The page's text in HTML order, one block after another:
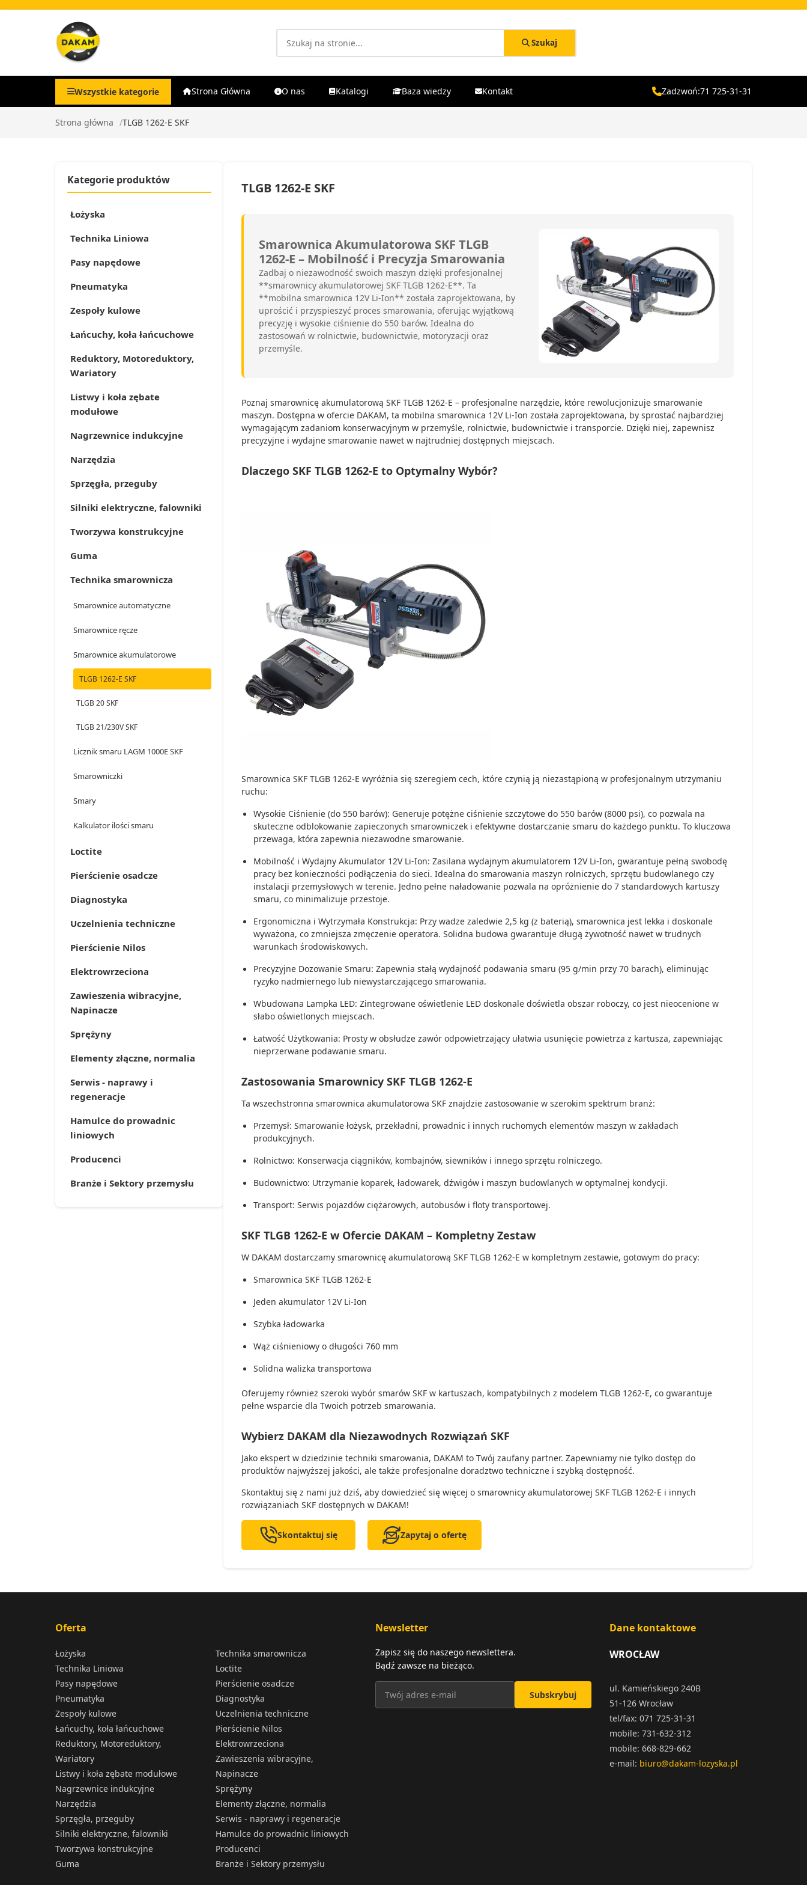
Szukaj
Wszystkie kategorie Strona Główna O nas Katalogi Baza wiedzy Kontakt Zadzwoń:71 725-31-31
Strona główna TLGB 1262-E SKF
Kategorie produktów
Łożyska
Technika Liniowa
Pasy napędowe
Pneumatyka
Zespoły kulowe
Łańcuchy, koła łańcuchowe
Reduktory, Motoreduktory,
Wariatory
Listwy i koła zębate
modułowe
Nagrzewnice indukcyjne
Narzędzia
Sprzęgła, przeguby
Silniki elektryczne, falowniki
Tworzywa konstrukcyjne
Guma
Technika smarownicza
Smarownice automatyczne
Smarownice ręcze
Smarownice akumulatorowe
TLGB 1262-E SKF
TLGB 20 SKF
TLGB 21/230V SKF
Licznik smaru LAGM 1000E SKF
Smarowniczki
Smary
Kalkulator ilości smaru
Loctite
Pierścienie osadcze
Diagnostyka
Uczelnienia techniczne
Pierścienie Nilos
Elektrowrzeciona
Zawieszenia wibracyjne,
Napinacze
Sprężyny
Elementy złączne, normalia
Serwis - naprawy i
regeneracje
Hamulce do prowadnic
liniowych
Producenci
Branże i Sektory przemysłu
TLGB 1262-E SKF
Smarownica Akumulatorowa SKF TLGB
1262-E – Mobilność i Precyzja Smarowania
Zadbaj o niezawodność swoich maszyn dzięki profesjonalnej
**smarownicy akumulatorowej SKF TLGB 1262-E**. Ta
**mobilna smarownica 12V Li-Ion** została zaprojektowana, by
uprościć i przyspieszyć proces smarowania, oferując wyjątkową
precyzję i wysokie ciśnienie do 550 barów. Idealna do
zastosowań w rolnictwie, budownictwie, motoryzacji oraz
przemyśle.
Poznaj smarownicę akumulatorową SKF TLGB 1262-E – profesjonalne narzędzie, które rewolucjonizuje smarowanie
maszyn. Dostępna w ofercie DAKAM, ta mobilna smarownica 12V Li-Ion została zaprojektowana, by sprostać najbardziej
wymagającym zadaniom konserwacyjnym w przemyśle, rolnictwie, budownictwie i transporcie. Dzięki niej, zapewnisz
precyzyjne i wydajne smarowanie nawet w najtrudniej dostępnych miejscach.
Dlaczego SKF TLGB 1262-E to Optymalny Wybór?
Smarownica SKF TLGB 1262-E wyróżnia się szeregiem cech, które czynią ją niezastąpioną w profesjonalnym utrzymaniu
ruchu:
Wysokie Ciśnienie (do 550 barów): Generuje potężne ciśnienie szczytowe do 550 barów (8000 psi), co pozwala na
skuteczne odblokowanie zapieczonych smarowniczek i efektywne dostarczanie smaru do każdego punktu. To kluczowa
przewaga, która zapewnia niezawodne smarowanie.
Mobilność i Wydajny Akumulator 12V Li-Ion: Zasilana wydajnym akumulatorem 12V Li-Ion, gwarantuje pełną swobodę
pracy bez konieczności podłączenia do sieci. Idealna do smarowania maszyn rolniczych, sprzętu budowlanego czy
instalacji przemysłowych w terenie. Jedno pełne naładowanie pozwala na opróżnienie do 7 standardowych kartuszy
smaru, co minimalizuje przestoje.
Ergonomiczna i Wytrzymała Konstrukcja: Przy wadze zaledwie 2,5 kg (z baterią), smarownica jest lekka i doskonale
wyważona, co zmniejsza zmęczenie operatora. Solidna budowa gwarantuje długą żywotność nawet w trudnych
warunkach środowiskowych.
Precyzyjne Dozowanie Smaru: Zapewnia stałą wydajność podawania smaru (95 g/min przy 70 barach), eliminując
ryzyko nadmiernego lub niewystarczającego smarowania.
Wbudowana Lampka LED: Zintegrowane oświetlenie LED doskonale doświetla obszar roboczy, co jest nieocenione w
słabo oświetlonych miejscach.
Łatwość Użytkowania: Prosty w obsłudze zawór odpowietrzający ułatwia usunięcie powietrza z kartusza, zapewniając
nieprzerwane podawanie smaru.
Zastosowania Smarownicy SKF TLGB 1262-E
Ta wszechstronna smarownica akumulatorowa SKF znajdzie zastosowanie w szerokim spektrum branż:
Przemysł: Smarowanie łożysk, przekładni, prowadnic i innych ruchomych elementów maszyn w zakładach
produkcyjnych.
Rolnictwo: Konserwacja ciągników, kombajnów, siewników i innego sprzętu rolniczego.
Budownictwo: Utrzymanie koparek, ładowarek, dźwigów i maszyn budowlanych w optymalnej kondycji.
Transport: Serwis pojazdów ciężarowych, autobusów i floty transportowej.
SKF TLGB 1262-E w Ofercie DAKAM – Kompletny Zestaw
W DAKAM dostarczamy smarownicę akumulatorową SKF TLGB 1262-E w kompletnym zestawie, gotowym do pracy:
Smarownica SKF TLGB 1262-E
Jeden akumulator 12V Li-Ion
Szybka ładowarka
Wąż ciśnieniowy o długości 760 mm
Solidna walizka transportowa
Oferujemy również szeroki wybór smarów SKF w kartuszach, kompatybilnych z modelem TLGB 1262-E, co gwarantuje
pełne wsparcie dla Twoich potrzeb smarowania.
Wybierz DAKAM dla Niezawodnych Rozwiązań SKF
Jako ekspert w dziedzinie techniki smarowania, DAKAM to Twój zaufany partner. Zapewniamy nie tylko dostęp do
produktów najwyższej jakości, ale także profesjonalne doradztwo techniczne i szybką dostępność.
Skontaktuj się z nami już dziś, aby dowiedzieć się więcej o smarownicy akumulatorowej SKF TLGB 1262-E i innych
rozwiązaniach SKF dostępnych w DAKAM!
Skontaktuj się Zapytaj o ofertę
Oferta
Łożyska
Technika Liniowa
Pasy napędowe
Pneumatyka
Zespoły kulowe
Łańcuchy, koła łańcuchowe
Reduktory, Motoreduktory,
Wariatory
Listwy i koła zębate modułowe
Nagrzewnice indukcyjne
Narzędzia
Sprzęgła, przeguby
Silniki elektryczne, falowniki
Tworzywa konstrukcyjne
Guma
Technika smarownicza
Loctite
Pierścienie osadcze
Diagnostyka
Uczelnienia techniczne
Pierścienie Nilos
Elektrowrzeciona
Zawieszenia wibracyjne,
Napinacze
Sprężyny
Elementy złączne, normalia
Serwis - naprawy i regeneracje
Hamulce do prowadnic liniowych
Producenci
Branże i Sektory przemysłu
Newsletter
Zapisz się do naszego newslettera.
Bądź zawsze na bieżąco.
Subskrybuj
Dane kontaktowe
WROCŁAW
ul. Kamieńskiego 240B
51-126 Wrocław
tel/fax: 071 725-31-31
mobile: 731-632-312
mobile: 668-829-662
e-mail: biuro@dakam-lozyska.pl